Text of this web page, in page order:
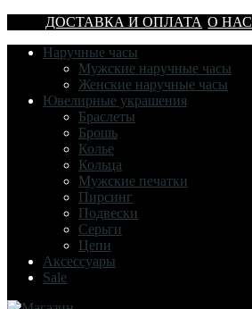
ДОСТАВКА И ОПЛАТА О НАС
Наручные часы
Мужские наручные часы
Женские наручные часы
Ювелирные украшения
Браслеты
Брошь
Колье
Кольца
Мужские печатки
Пирсинг
Подвески
Серьги
Цепи
Аксессуары
Sale